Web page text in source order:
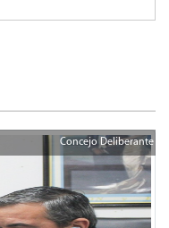
Concejo Deliberante